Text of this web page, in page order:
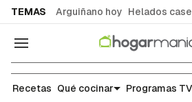
TEMAS Arguiñano hoy Helados
Navegación
Escuela de cocina: trucos y
Recetas Qué cocinar Programas TV